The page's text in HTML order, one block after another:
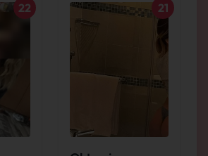
22 21